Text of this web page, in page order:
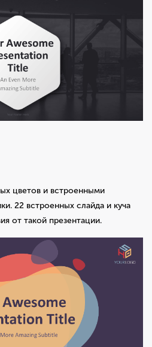
цветов и встроенными
22 встроенных слайда и куча
от такой презентации.